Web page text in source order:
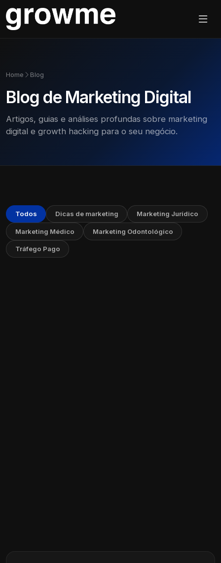
Home Blog
Blog de Marketing Digital
Artigos, guias e análises profundas sobre marketing
digital e growth hacking para o seu negócio.
Todos Dicas de marketing Marketing Jurídico
Marketing Médico Marketing Odontológico
Tráfego Pago